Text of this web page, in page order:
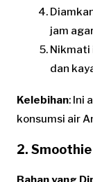
jam
Nikmati
dan
Kelebihan: Ini
konsumsi air
2.